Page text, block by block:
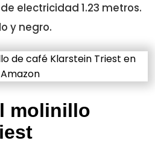
electricidad 1.23 metros.
y negro.
molinillo